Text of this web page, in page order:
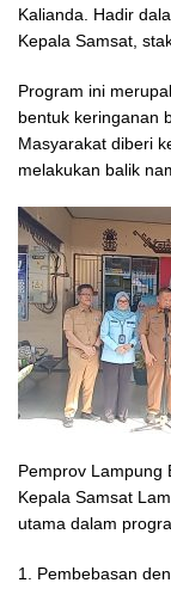
Kalianda. Hadir
Kepala Samsat,
Program ini
bentuk keringanan
Masyarakat diberi
melakukan balik
Pemprov Lampung
Kepala Samsat
utama dalam
1. Pembebasan